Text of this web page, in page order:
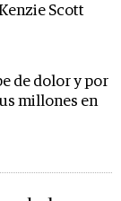
Scott
de dolor y por
millones en